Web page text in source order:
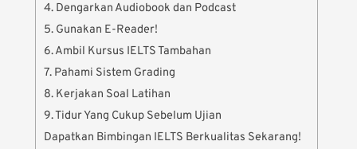
4. Dengarkan Audiobook dan Podcast
5. Gunakan E-Reader!
6. Ambil Kursus IELTS Tambahan
7. Pahami Sistem Grading
8. Kerjakan Soal Latihan
9. Tidur Yang Cukup Sebelum Ujian
Dapatkan Bimbingan IELTS Berkualitas Sekarang!